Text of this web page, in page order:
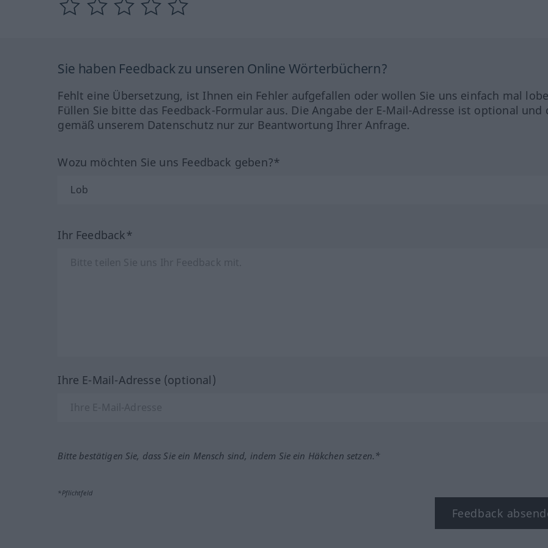
Sie haben Feedback zu unseren Online Wörterbüchern?
Fehlt eine Übersetzung, ist Ihnen ein Fehler aufgefallen oder wollen Sie uns einfach mal
Füllen Sie bitte das Feedback-Formular aus. Die Angabe der E-Mail-Adresse ist optional und
gemäß unserem Datenschutz nur zur Beantwortung Ihrer Anfrage.
Wozu möchten Sie uns Feedback geben?*
Ihr Feedback*
Ihre E-Mail-Adresse (optional)
Bitte bestätigen Sie, dass Sie ein Mensch sind, indem Sie ein Häkchen setzen.*
*Pflichtfeld
Feedback